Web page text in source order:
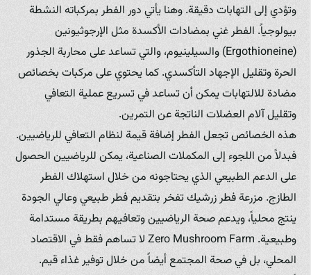
وتؤدي إلى التهابات دقيقة. وهنا يأتي دور الفطر بمركباته النشطة
بيولوجياً. الفطر غني بمضادات الأكسدة مثل الإرجوثيونين
(Ergothioneine) والسيلينيوم، والتي تساعد على محاربة الجذور
الحرة وتقليل الإجهاد التأكسدي. كما يحتوي على مركبات بخصائص
مضادة للالتهابات يمكن أن تساعد في تسريع عملية التعافي
وتقليل آلام العضلات الناتجة عن التمرين.
هذه الخصائص تجعل الفطر إضافة قيمة لنظام التعافي للرياضيين.
فبدلاً من اللجوء إلى المكملات الصناعية، يمكن للرياضيين الحصول
على الدعم الطبيعي الذي يحتاجونه من خلال استهلاك الفطر
الطازج. مزرعة فطر زرشيك تفخر بتقديم فطر طبيعي وعالي الجودة
ينتج محلياً، ويدعم صحة الرياضيين وتعافيهم بطريقة مستدامة
وطبيعية. Zero Mushroom Farm لا تساهم فقط في الاقتصاد
المحلي، بل في صحة المجتمع أيضاً من خلال توفير غذاء قيم.